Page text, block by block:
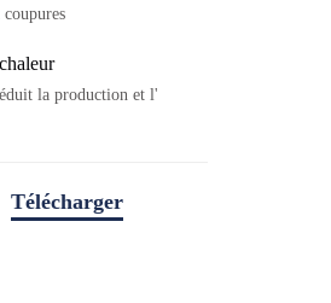
la production et l'
Télécharger